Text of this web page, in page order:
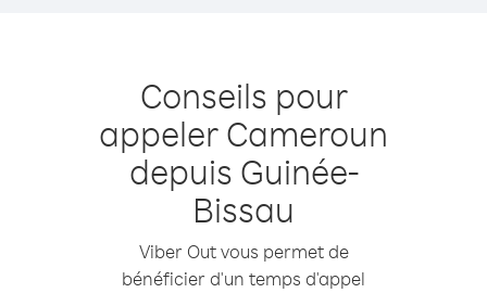
Conseils pour
appeler Cameroun
depuis Guinée-
Bissau
Viber Out vous permet de
bénéficier d'un temps d'appel